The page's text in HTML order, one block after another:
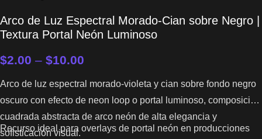
Arco de Luz Espectral Morado-Cian sobre Negro |
Textura Portal Neón Luminoso
$2.00 – $10.00
Arco de luz espectral morado-violeta y cian sobre fondo negro
oscuro con efecto de neon loop o portal luminoso, composición
cuadrada abstracta de arco neón de alta elegancia y
sofisticación visual.
Recurso ideal para overlays de portal neón en producciones